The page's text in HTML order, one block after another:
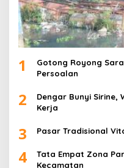
1
Gotong Royong
Persoalan
2
Dengar Bunyi Sirine,
Kerja
3 Pasar Tradisional
4
Tata Empat Zona
Kecamatan